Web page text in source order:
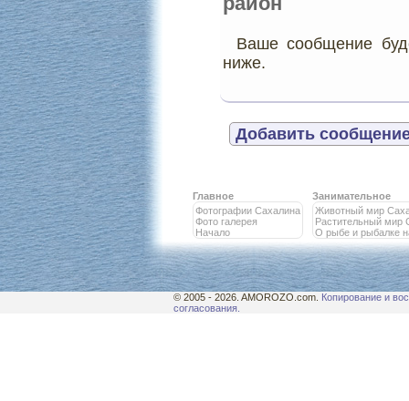
Ваше сообщение
ниже.
Добавить
Главное
Фотографии Сахалина
Фото галерея
Начало
Занимательное
Животный мир
Растительный мир
О рыбе и рыбалке
© 2005 - 2026. AMOROZO.com. Копирование и
согласования.